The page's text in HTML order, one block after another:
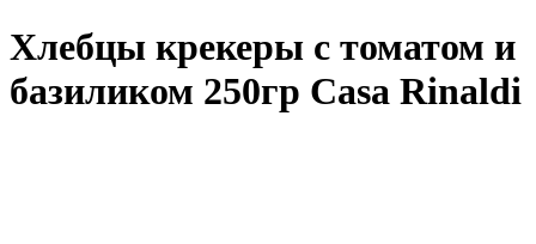
Хлебцы крекеры с томатом и
базиликом 250гр Casa Rinaldi